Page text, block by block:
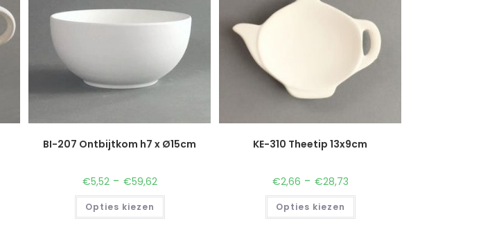
BI-207 Ontbijtkom h7 x Ø15cm
€5,52 - €59,62
Opties kiezen
KE-310 Theetip 13x9cm
€2,66 - €28,73
Opties kiezen